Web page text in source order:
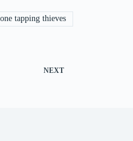
tapping thieves
NEXT